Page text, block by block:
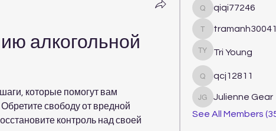
алкогольной
которые помогут вам
свободу от вредной
контроль над своей
qiqi77246
qiqi77246
tramanh3004123
Tri Young
Tri Young
qcj12811
qcj12811
Julienne Gear
Julienne Gear
See All Members